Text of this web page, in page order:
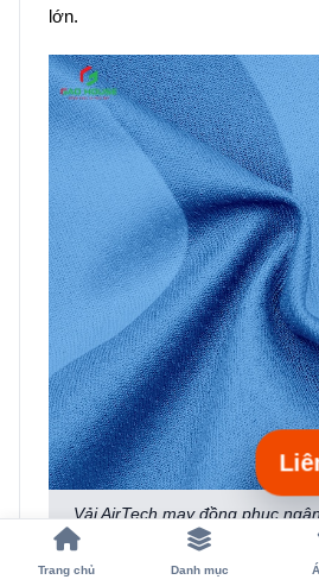
lớn.
Vải AirTech may đồng phục
Trang chủ Danh mục